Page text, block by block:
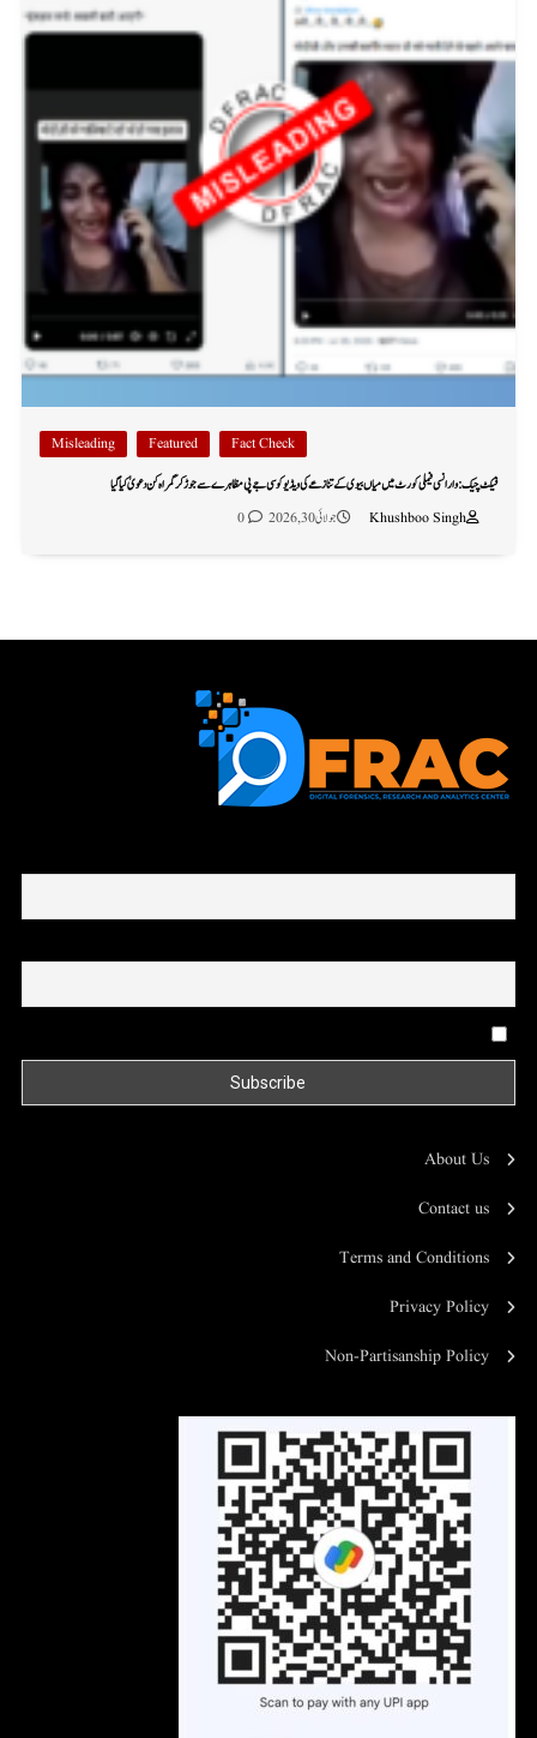
Fact Check
Featured
Misleading
فیکٹ چیک: وارانسی فیملی کورٹ میں میاں بیوی کے تنازعے کی ویڈیو کو سی جے پی مظاہرے سے جوڑ کر گمراہ کن دعویٰ کیا گیا
Khushboo Singh
جولائی 30, 2026 0
About Us
Contact us
Terms and Conditions
Privacy Policy
Non-Partisanship Policy